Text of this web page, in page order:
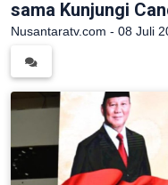
sama Kunjungi
Nusantaratv.com - 08 Juli